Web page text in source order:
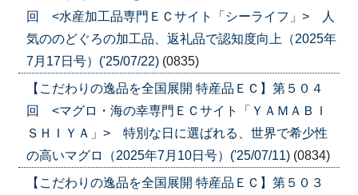
回 <水産加工品専門ＥＣサイト「シーライフ」> 人
気ののどぐろの加工品、返礼品で認知度向上（2025年
7月17日号）('25/07/22) (0835)
【こだわりの逸品を全国展開 特産品ＥＣ】第５０４
回 <マグロ・海の幸専門ＥＣサイト「ＹＡＭＡＢＩ
ＳＨＩＹＡ」> 特別な日に選ばれる、世界で希少性
の高いマグロ（2025年7月10日号）('25/07/11) (0834)
【こだわりの逸品を全国展開 特産品ＥＣ】第５０３